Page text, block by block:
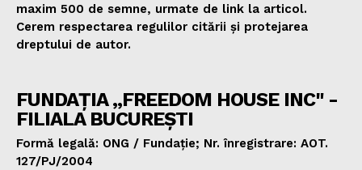
maxim 500 de semne, urmate de link la articol.
Cerem respectarea regulilor citării și protejarea
dreptului de autor.
FUNDAȚIA „FREEDOM HOUSE INC" -
FILIALA BUCUREȘTI
Formă legală: ONG / Fundație; Nr. înregistrare: AOT.
127/PJ/2004